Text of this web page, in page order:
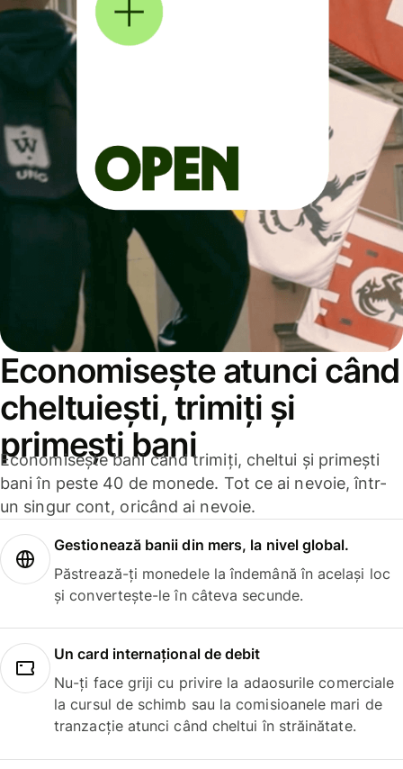
Economisește atunci când
cheltuiești, trimiți și
primești bani
Economisește bani când trimiți, cheltui și primești
bani în peste 40 de monede. Tot ce ai nevoie, într-
un singur cont, oricând ai nevoie.
Gestionează banii din mers, la nivel global.
Păstrează-ți monedele la îndemână în același loc
și convertește-le în câteva secunde.
Un card internațional de debit
Nu-ți face griji cu privire la adaosurile comerciale
la cursul de schimb sau la comisioanele mari de
tranzacție atunci când cheltui în străinătate.